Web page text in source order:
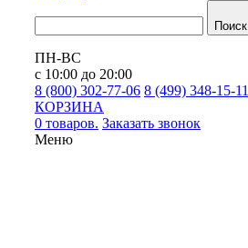
Поиск
ПН-ВС
с 10:00 до 20:00
8 (800) 302-77-06 8 (499) 348-15-11
КОРЗИНА
0 товаров. Заказать звонок
Меню